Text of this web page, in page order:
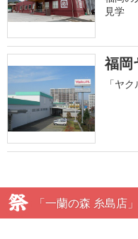
見学
福岡
「ヤ
「一蘭の森 糸島店